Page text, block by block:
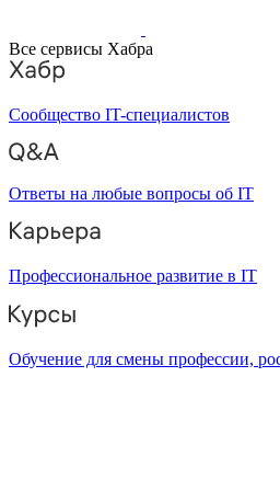
Все сервисы Хабра
Сообщество IT-специалистов
Ответы на любые вопросы об IT
Профессиональное развитие в IT
Обучение для смены профессии,